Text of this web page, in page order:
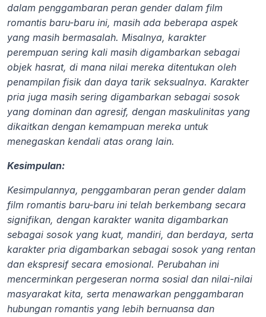
dalam penggambaran peran gender dalam film
romantis baru-baru ini, masih ada beberapa aspek
yang masih bermasalah. Misalnya, karakter
perempuan sering kali masih digambarkan sebagai
objek hasrat, di mana nilai mereka ditentukan oleh
penampilan fisik dan daya tarik seksualnya. Karakter
pria juga masih sering digambarkan sebagai sosok
yang dominan dan agresif, dengan maskulinitas yang
dikaitkan dengan kemampuan mereka untuk
menegaskan kendali atas orang lain.
Kesimpulan:
Kesimpulannya, penggambaran peran gender dalam
film romantis baru-baru ini telah berkembang secara
signifikan, dengan karakter wanita digambarkan
sebagai sosok yang kuat, mandiri, dan berdaya, serta
karakter pria digambarkan sebagai sosok yang rentan
dan ekspresif secara emosional. Perubahan ini
mencerminkan pergeseran norma sosial dan nilai-nilai
masyarakat kita, serta menawarkan penggambaran
hubungan romantis yang lebih bernuansa dan